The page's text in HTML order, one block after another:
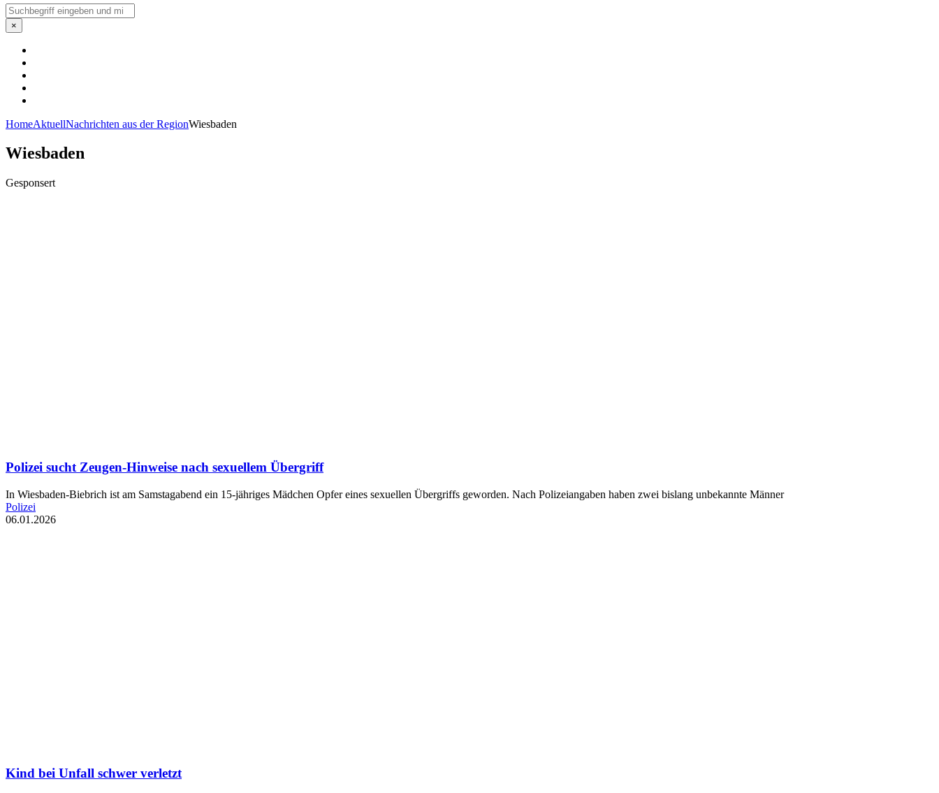
Suchen
×
HomeAktuellNachrichten aus der RegionWiesbaden
Wiesbaden
Gesponsert
Polizei sucht Zeugen-Hinweise nach sexuellem Übergriff
In Wiesbaden-Biebrich ist am Samstagabend ein 15-jähriges Mädchen Opfer eines sexuellen Übergriffs geworden. Nach Polizeiangaben haben zwei bislang unbekannte Männer
Polizei
06.01.2026
Kind bei Unfall schwer verletzt